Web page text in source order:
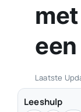
Laatste
Leeshulp